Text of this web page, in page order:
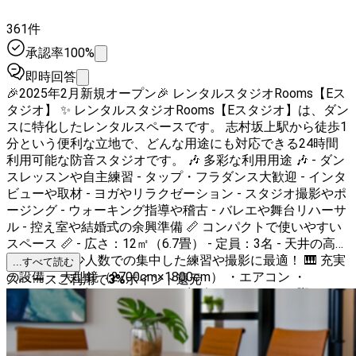
361件
承認率100%
即時回答
🎉2025年2月新規オープン🎉 レンタルスタジオRooms【Eス
タジオ】 ✨ レンタルスタジオRooms【Eスタジオ】は、ダン
スに特化したレンタルスペースです。 志村坂上駅から徒歩1
分という便利な立地で、どんな用途にも対応できる24時間
利用可能な防音スタジオです。 🎶 多彩な利用用途 🎶 - ダン
スレッスンや自主練習 - タップ・フラダンス大歓迎 - インタ
ビューや取材 - ヨガやリラクゼーション - スタジオ撮影やポ
ージング - ウォーキング指導や稽古 - バレエや舞台リハーサ
ル - 控え室や結婚式の余興準備 📏 コンパクトで使いやすい
スペース 📏 - 広さ：12㎡（6.7畳） - 定員：3名 - 天井の高
さ：2.4ｍ - 少人数での集中した練習や撮影に最適！ 🎹 充実
の設備 ・大型鏡（2700cm×1800cm） ・エアコン ・
Bluetoothスピーカー ・Wi-Fi （無線LAN） ・イス3脚 ・ト
イレ（一階） 🚶‍♂️ アクセス抜群 🚶‍♀️ - 志村坂上駅から徒歩1分
- 駅近で移動もラクラク！ 【Eスタジオ】は、あなたのアイ
デアを形にするための理想的な場所です。 ご利用をお待ち
...すべて読む
スペースご利用で3%ポイント還元